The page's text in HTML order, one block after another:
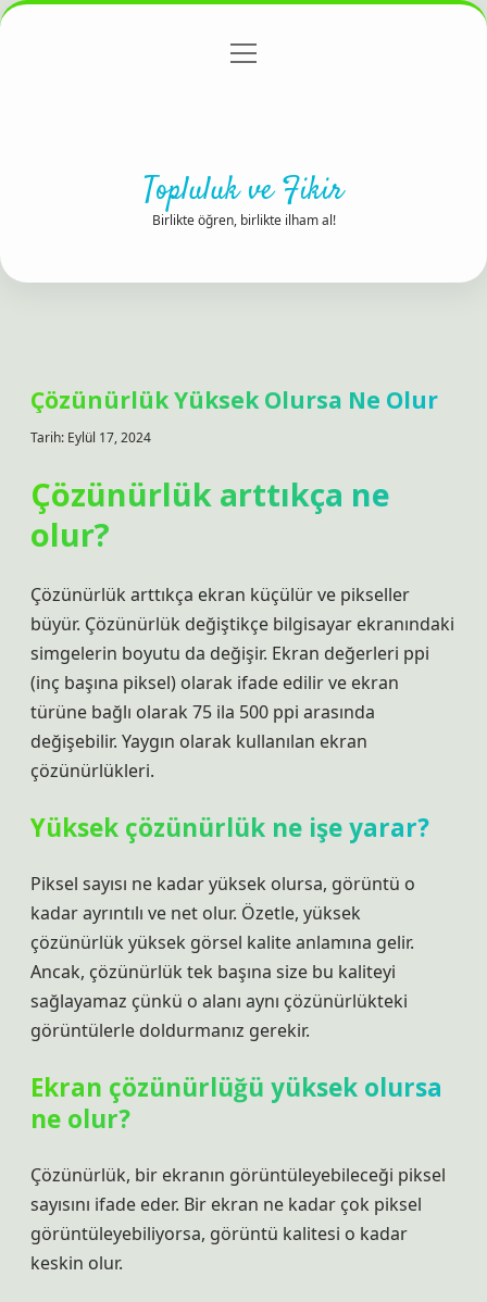
Gizlilik Politikası
menüyü
Topluluk ve Fikir
Birlikte öğren, birlikte ilham al!
Çözünürlük Yüksek Olursa Ne Olur
Tarih: Eylül 17, 2024
Çözünürlük arttıkça ne
olur?
Çözünürlük arttıkça ekran küçülür ve pikseller
büyür. Çözünürlük değiştikçe bilgisayar ekranındaki
simgelerin boyutu da değişir. Ekran değerleri ppi
(inç başına piksel) olarak ifade edilir ve ekran
türüne bağlı olarak 75 ila 500 ppi arasında
değişebilir. Yaygın olarak kullanılan ekran
çözünürlükleri.
Yüksek çözünürlük ne işe yarar?
Piksel sayısı ne kadar yüksek olursa, görüntü o
kadar ayrıntılı ve net olur. Özetle, yüksek
çözünürlük yüksek görsel kalite anlamına gelir.
Ancak, çözünürlük tek başına size bu kaliteyi
sağlayamaz çünkü o alanı aynı çözünürlükteki
görüntülerle doldurmanız gerekir.
Ekran çözünürlüğü yüksek olursa
ne olur?
Çözünürlük, bir ekranın görüntüleyebileceği piksel
sayısını ifade eder. Bir ekran ne kadar çok piksel
görüntüleyebiliyorsa, görüntü kalitesi o kadar
keskin olur.